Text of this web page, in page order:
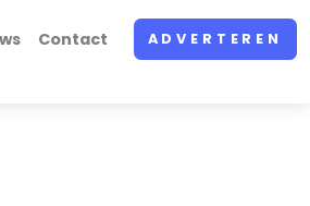
Contact ADVERTEREN